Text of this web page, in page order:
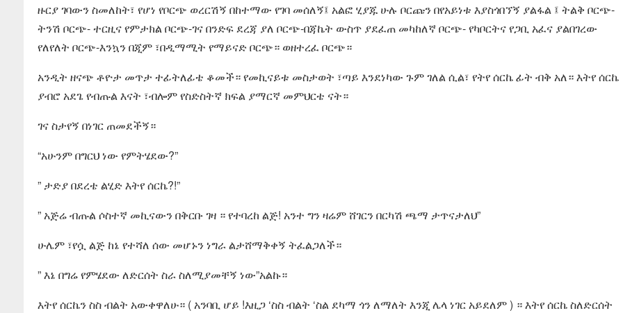
ዙርያ ገባውን ስመለከት፣ የሆነ የቦርጭ ወረርሽኝ በከተማው የገባ መሰለኝ፤ አልፎ ሂያጁ ሁሉ ቦርጩን በየአይነቱ እያስጎበኘኝ ያልፋል ፤ ትልቅ ቦርጭ-
ትንሽ ቦርጭ- ተርዚና የምታክል ቦርጭ-ገና በንድፍ ደረጃ ያለ ቦርጭ-በጃኬት ውስጥ ያደፈጠ መካከለኛ ቦርጭ- የካቦርትና የጋቢ አፈና ያልበገረው
የለየለት ቦርጭ-እንኳን በጂም ፣በዲማሚት የማይናድ ቦርጭ። ወዘተረፈ ቦርጭ።
አንዲት ዘናጭ ቶዮታ መጥታ ተፊትለፊቴ ቆመች። የመኪናይቱ መስታወት ፣ጣይ እንደነካው ጉም ገለል ሲል፣ የትየ ሰርኬ ፊት ብቅ አለ። እትየ ሰርኬ
ያብሮ አደጌ የብጡል እናት ፣ብሎም የስድስትኛ ክፍል ያማርኛ መምህርቴ ናት።
ገና ስታየኝ በነገር ጠመደችኝ።
“አሁንም በግርህ ነው የምትሄደው?”
” ታድያ በደረቴ ልሂድ እትየ ሰርኬ?!”
” አጅሬ ብጡል ሶስተኛ መኪናውን በቅርቡ ገዛ ። የተባረከ ልጅ! አንተ ግን ዛሬም ሸገርን በርካሽ ጫማ ታጥናታለህ”
ሁሌም ፣የሷ ልጅ ከኔ የተሻለ ሰው መሆኑን ነግራ ልታሸማቅቀኝ ትፈልጋለች።
” እኔ በግሬ የምሄደው ለድርሰት ስራ ስለሚያመቸኝ ነው”አልኩ።
እትየ ሰርኬን ስስ ብልት አውቀዋለሁ። ( አንባቢ ሆይ !እዚጋ ‘ስስ ብልት ‘ስል ደካማ ጎን ለማለት እንጂ ሌላ ነገር አይደለም ) ። እትየ ሰርኬ ስለድርሰት